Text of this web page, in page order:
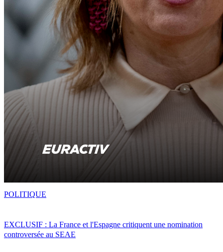
EXCLUSIF : La France et l'Espagne critiquent une nomination
controversée au SEAE
POLITIQUE